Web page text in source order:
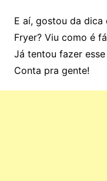
E aí, gostou da
Fryer? Viu como é
Já tentou fazer
Conta pra gente!